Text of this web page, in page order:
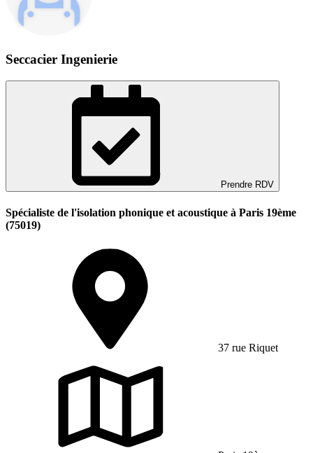
Seccacier Ingenierie
Prendre RDV
Spécialiste de l'isolation phonique et acoustique à Paris 19ème
(75019)
37 rue Riquet